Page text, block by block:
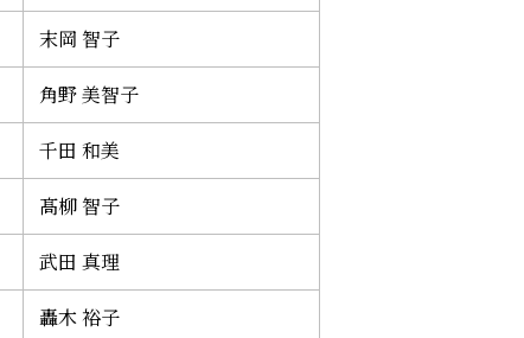
末岡 智子
角野 美智子
千田 和美
髙柳 智子
武田 真理
轟木 裕子